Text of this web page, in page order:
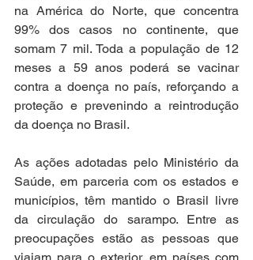
na América do Norte, que concentra
99% dos casos no continente, que
somam 7 mil. Toda a população de 12
meses a 59 anos poderá se vacinar
contra a doença no país, reforçando a
proteção e prevenindo a reintrodução
da doença no Brasil.
As ações adotadas pelo Ministério da
Saúde, em parceria com os estados e
municípios, têm mantido o Brasil livre
da circulação do sarampo. Entre as
preocupações estão as pessoas que